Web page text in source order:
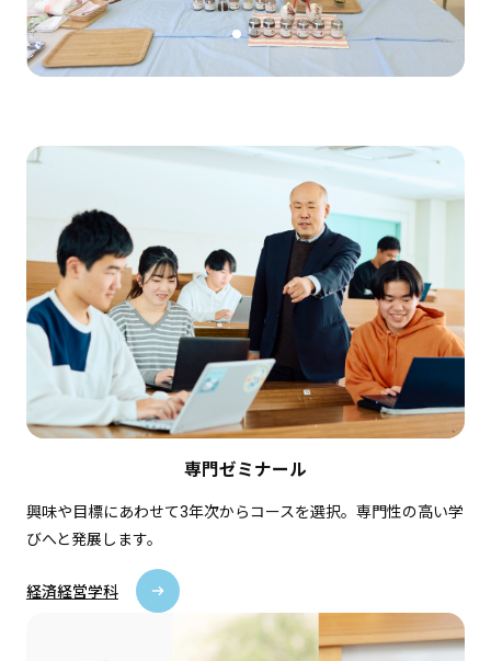
専門ゼミナール
興味や目標にあわせて3年次からコースを選択。専門性の高い学
びへと発展します。
経済経営学科